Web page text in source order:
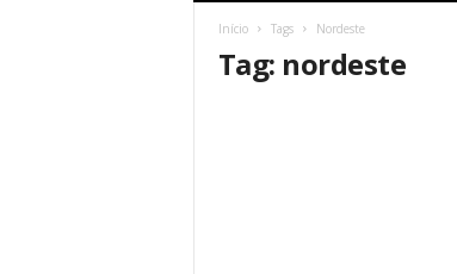
Início Tags Nordeste
Tag: nordeste